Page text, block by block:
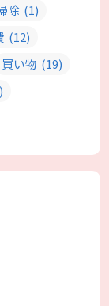
除 (1)
(12)
買い物 (19)